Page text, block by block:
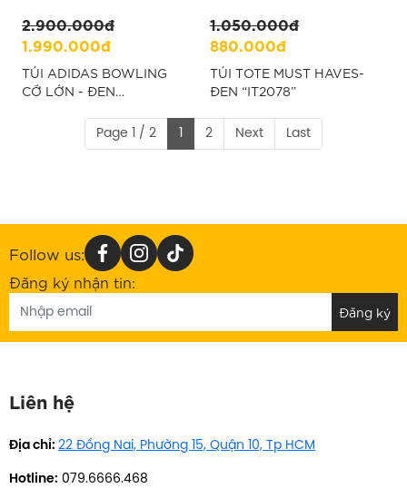
2.900.000đ
1.990.000đ
TÚI ADIDAS BOWLING
CỠ LỚN - ĐEN
1.050.000đ
880.000đ
TÚI TOTE MUST HAVES-
ĐEN “IT2078”
Page 1 / 2 1 2 Next Last
Follow us:
Đăng ký nhận tin:
Liên hệ
Địa chỉ: 22 Đồng Nai, Phường 15, Quận 10, Tp HCM
Hotline: 079.6666.468